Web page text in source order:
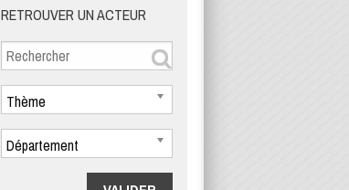
RETROUVER UN ACTEUR
Thème
Département